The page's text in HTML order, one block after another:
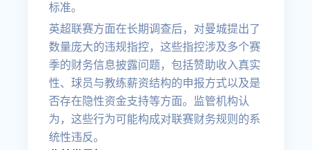
标准。
英超联赛方面在长期调查后，对曼城提出了
数量庞大的违规指控，这些指控涉及多个赛
季的财务信息披露问题，包括赞助收入真实
性、球员与教练薪资结构的申报方式以及是
否存在隐性资金支持等方面。监管机构认
为，这些行为可能构成对联赛财务规则的系
统性违反。